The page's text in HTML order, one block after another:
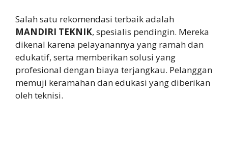
Salah satu rekomendasi terbaik adalah
MANDIRI TEKNIK, spesialis pendingin. Mereka
dikenal karena pelayanannya yang ramah dan
edukatif, serta memberikan solusi yang
profesional dengan biaya terjangkau. Pelanggan
memuji keramahan dan edukasi yang diberikan
oleh teknisi.